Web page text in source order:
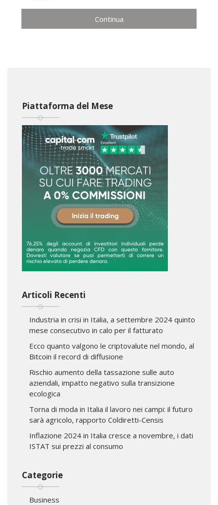
Continua
Piattaforma del Mese
Articoli Recenti
Industria in crisi in Italia, a settembre 2024 quinto
mese consecutivo in calo per il fatturato
Ecco quanto valgono le criptovalute nel mondo, al
Bitcoin il record di diffusione
Rischio aumento della tassazione sulle auto
aziendali, impatto negativo sulla transizione
ecologica
Torna di moda in Italia il lavoro nei campi: il futuro
sarà agricolo, rapporto Coldiretti-Censis
Inflazione 2024 in Italia cresce a novembre, i dati
ISTAT sui prezzi al consumo
Categorie
Business